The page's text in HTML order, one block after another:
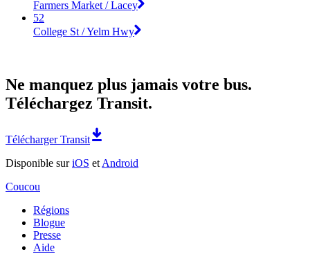
Farmers Market / Lacey
52
College St / Yelm Hwy
Ne manquez plus jamais votre bus.
Téléchargez Transit.
Télécharger Transit
Disponible suriOS et Android
Coucou
Régions
Blogue
Presse
Aide